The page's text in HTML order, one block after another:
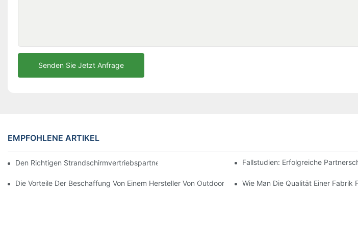
Senden Sie Jetzt Anfrage
EMPFOHLENE ARTIKEL
Den Richtigen Strandschirmvertriebspartner Für Ihre Geschäftlichen Bedürfnisse Finden
Fallstudien: Erfolgreiche
Die Vorteile Der Beschaffung Von Einem Hersteller Von Outdoor-Lounge-StühlenWie Man Die Qualität Einer Fabrik